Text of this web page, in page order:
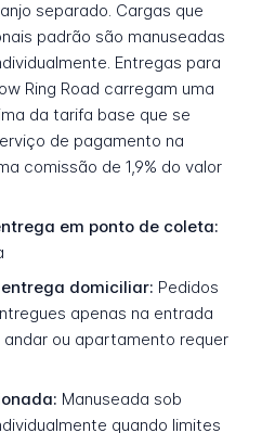
separado. Cargas que
padrão são manuseadas
Entregas para
Ring Road carregam uma
da tarifa base que se
de pagamento na
comissão de 1,9% do valor
em ponto de coleta:
domiciliar: Pedidos
apenas na entrada
ou apartamento requer
Manuseada sob
quando limites